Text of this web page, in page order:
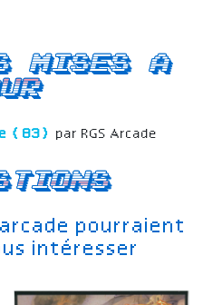
pourraient
intéresser
mises a
(83) par RGS Arcade